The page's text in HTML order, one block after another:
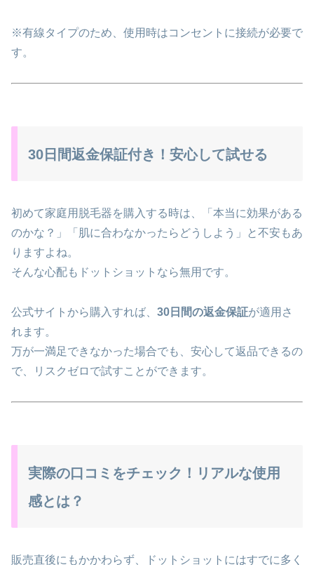
※有線タイプのため、使用時はコンセントに接続が必要で
す。
30日間返金保証付き！安心して試せる
初めて家庭用脱毛器を購入する時は、「本当に効果がある
のかな？」「肌に合わなかったらどうしよう」と不安もあ
りますよね。
そんな心配もドットショットなら無用です。
公式サイトから購入すれば、 30日間の返金保証が適用さ
れます。
万が一満足できなかった場合でも、安心して返品できるの
で、リスクゼロで試すことができます。
実際の口コミをチェック！リアルな使用
感とは？
販売直後にもかかわらず、ドットショットにはすでに多く